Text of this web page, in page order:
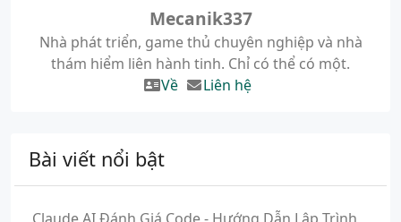
Mecanik337
Nhà phát triển, game thủ chuyên nghiệp và nhà
thám hiểm liên hành tinh. Chỉ có thể có một.
Về
Liên hệ
Bài viết nổi bật